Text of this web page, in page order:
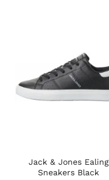
Jack & Jones Ealing
Sneakers Black